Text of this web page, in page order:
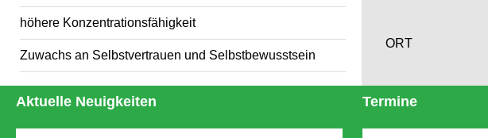
höhere Konzentrationsfähigkeit
Zuwachs an Selbstvertrauen und Selbstbewusstsein
ORT
Aktuelle Neuigkeiten Termine